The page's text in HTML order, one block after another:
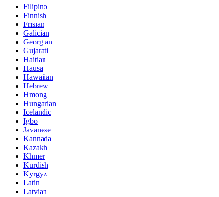
Filipino
Finnish
Frisian
Galician
Georgian
Gujarati
Haitian
Hausa
Hawaiian
Hebrew
Hmong
Hungarian
Icelandic
Igbo
Javanese
Kannada
Kazakh
Khmer
Kurdish
Kyrgyz
Latin
Latvian